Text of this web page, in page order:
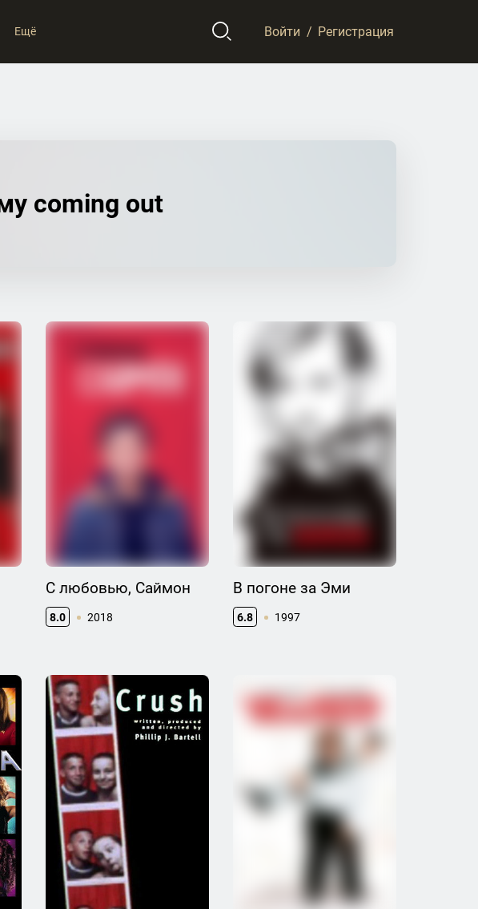
Ещё Войти / Регистрация
coming out
С любовью, Саймон
8.0 2018
В погоне за Эми
6.8 1997